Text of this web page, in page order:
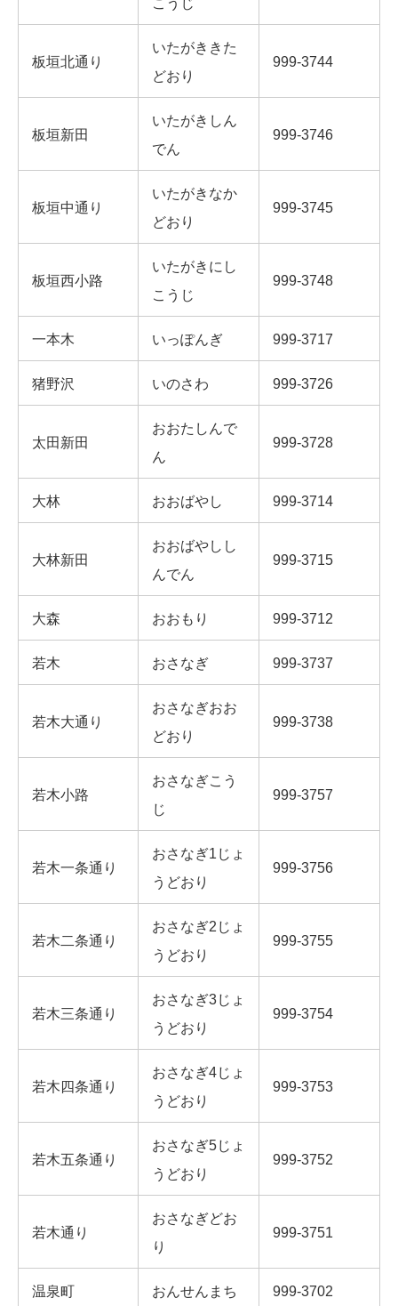
こうじ
板垣北通り
いたがききた
どおり
999-3744
板垣新田
いたがきしん
でん
999-3746
板垣中通り
いたがきなか
どおり
999-3745
板垣西小路
いたがきにし
こうじ
999-3748
一本木 いっぽんぎ 999-3717
猪野沢 いのさわ 999-3726
太田新田
おおたしんで
ん
999-3728
大林 おおばやし 999-3714
大林新田
おおばやしし
んでん
999-3715
大森 おおもり 999-3712
若木 おさなぎ 999-3737
若木大通り
おさなぎおお
どおり
999-3738
若木小路
おさなぎこう
じ
999-3757
若木一条通り
おさなぎ1じょ
うどおり
999-3756
若木二条通り
おさなぎ2じょ
うどおり
999-3755
若木三条通り
おさなぎ3じょ
うどおり
999-3754
若木四条通り
おさなぎ4じょ
うどおり
999-3753
若木五条通り
おさなぎ5じょ
うどおり
999-3752
若木通り
おさなぎどお
り
999-3751
温泉町 おんせんまち 999-3702